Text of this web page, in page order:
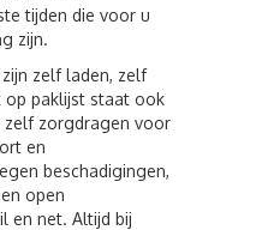
tijden die voor u
zijn.
zelf laden, zelf
paklijst staat ook
zelf zorgdragen voor
en
beschadigingen,
open
en net. Altijd bij